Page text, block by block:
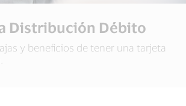
Distribución Débito
y beneficios de tener una tarjeta